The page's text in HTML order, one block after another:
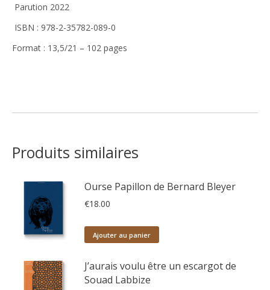
Parution 2022
ISBN : 978-2-35782-089-0
Format : 13,5/21 – 102 pages
Produits similaires
Ourse Papillon de Bernard Bleyer
€18.00
Ajouter au panier
J’aurais voulu être un escargot de
Souad Labbize